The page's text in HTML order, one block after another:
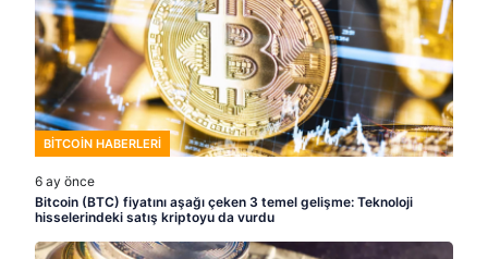
BITCOIN HABERLERI
6 ay önce
Bitcoin (BTC) fiyatını aşağı çeken 3 temel gelişme: Teknoloji
hisselerindeki satış kriptoyu da vurdu